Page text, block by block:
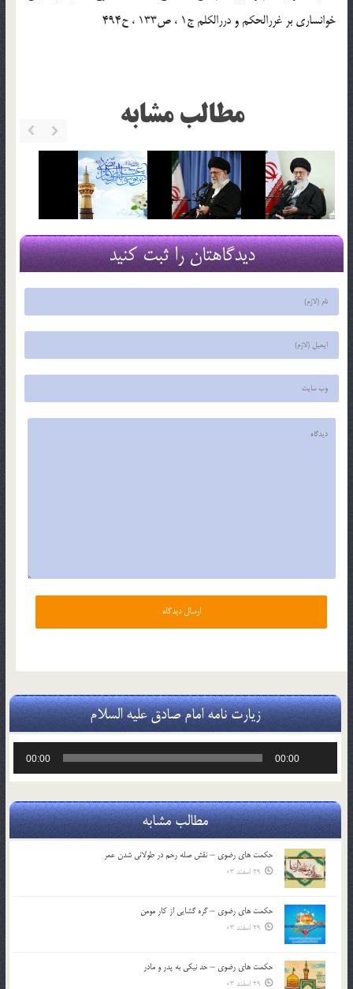
خوانساری بر غررالحکم و دررالکلم ج1 ، ص133 ، ح494
مطالب مشابه
دیدگاهتان را ثبت کنید
زیارت نامه امام صادق علیه السلام
00:00
00:00
مطالب مشابه
حکمت های رضوی – نقش صله رحم در طولانی شدن عمر
29 اسفند 03
حکمت های رضوی – گره گشایی از کار مومن
29 اسفند 03
حکمت های رضوی – حد نیکی به پدر و مادر
29 اسفند 03